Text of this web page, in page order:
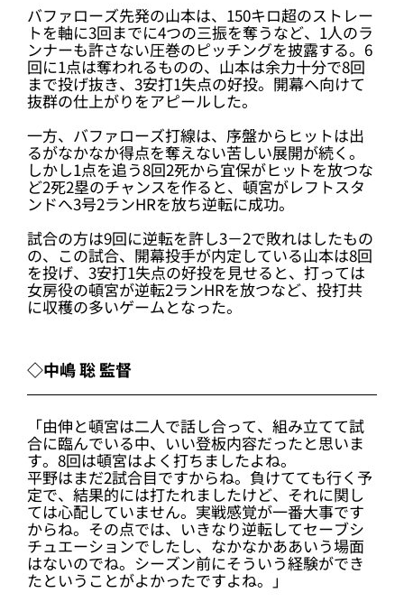
バファローズ先発の山本は、150キロ超のストレー
トを軸に3回までに4つの三振を奪うなど、1人のラ
ンナーも許さない圧巻のピッチングを披露する。6
回に1点は奪われるものの、山本は余力十分で8回
まで投げ抜き、3安打1失点の好投。開幕へ向けて
抜群の仕上がりをアピールした。
一方、バファローズ打線は、序盤からヒットは出
るがなかなか得点を奪えない苦しい展開が続く。
しかし1点を追う8回2死から宜保がヒットを放つな
ど2死2塁のチャンスを作ると、頓宮がレフトスタ
ンドへ3号2ランHRを放ち逆転に成功。
試合の方は9回に逆転を許し3－2で敗れはしたもの
の、この試合、開幕投手が内定している山本は8回
を投げ、3安打1失点の好投を見せると、打っては
女房役の頓宮が逆転2ランHRを放つなど、投打共
に収穫の多いゲームとなった。
◇中嶋 聡 監督
「由伸と頓宮は二人で話し合って、組み立てて試
合に臨んでいる中、いい登板内容だったと思いま
す。8回は頓宮はよく打ちましたよね。
平野はまだ2試合目ですからね。負けてても行く予
定で、結果的には打たれましたけど、それに関し
ては心配していません。実戦感覚が一番大事です
からね。その点では、いきなり逆転してセーブシ
チュエーションでしたし、なかなかああいう場面
はないのでね。シーズン前にそういう経験ができ
たということがよかったですよね。」